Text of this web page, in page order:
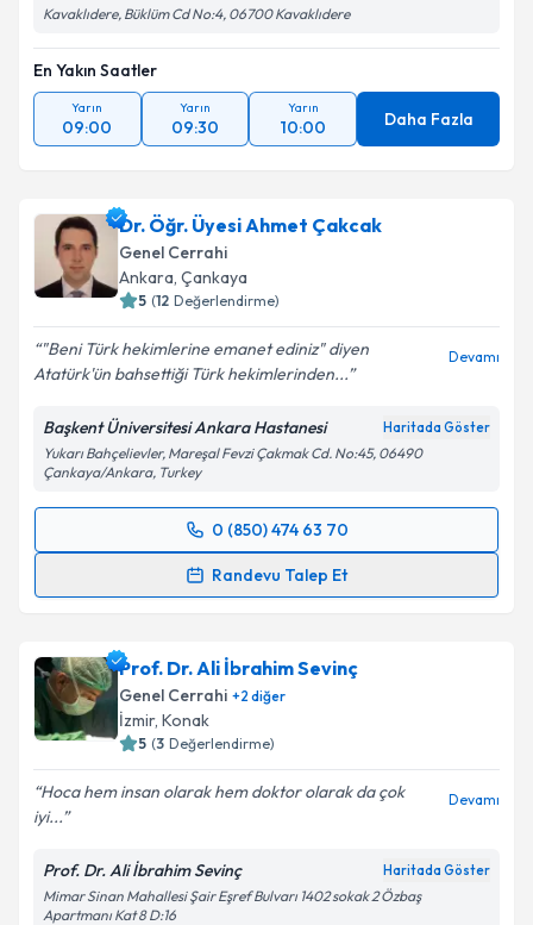
Kavaklıdere, Büklüm Cd No:4, 06700 Kavaklıdere
En Yakın Saatler
Yarın
09:00
Yarın
09:30
Yarın
10:00 Daha Fazla
Dr. Öğr. Üyesi Ahmet Çakcak
Genel Cerrahi
Ankara, Çankaya
5 (12 Değerlendirme)
"Beni Türk hekimlerine emanet ediniz" diyen
Atatürk'ün bahsettiği Türk hekimlerinden...
Devamı
Başkent Üniversitesi Ankara Hastanesi Haritada Göster
Yukarı Bahçelievler, Mareşal Fevzi Çakmak Cd. No:45, 06490
Çankaya/Ankara, Turkey
0 (850) 474 63 70
Randevu Talep Et
Randevu Takvimi Talebi
için bir takvim hazırlandığında e-posta ile
bilgilendireceğiz.
E-posta Adresiniz
Kişisel verilerimin işlenmesine ilişkin
Metni'ni okudum ve kişisel verilerimin belirtilen
kapsamda işlenmesini kabul ediyorum.
Prof. Dr. Ali İbrahim Sevinç
Genel Cerrahi +2 diğer
İzmir, Konak
5 (3 Değerlendirme)
Hoca hem insan olarak hem doktor olarak da çok
iyi...
Devamı
Prof. Dr. Ali İbrahim Sevinç Haritada Göster
Mimar Sinan Mahallesi Şair Eşref Bulvarı 1402 sokak 2 Özbaş
Apartmanı Kat 8 D:16